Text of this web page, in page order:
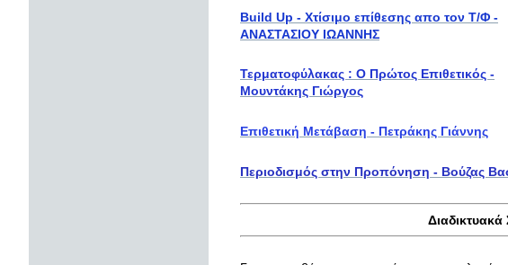
Build Up - Χτίσιμο επίθεσης απο τον Τ/Φ -
ΑΝΑΣΤΑΣΙΟΥ ΙΩΑΝΝΗΣ
Τερματοφύλακας : Ο Πρώτος Επιθετικός -
Μουντάκης Γιώργος
Επιθετική Μετάβαση - Πετράκης Γιάννης
Περιοδισμός στην Προπόνηση - Βούζας